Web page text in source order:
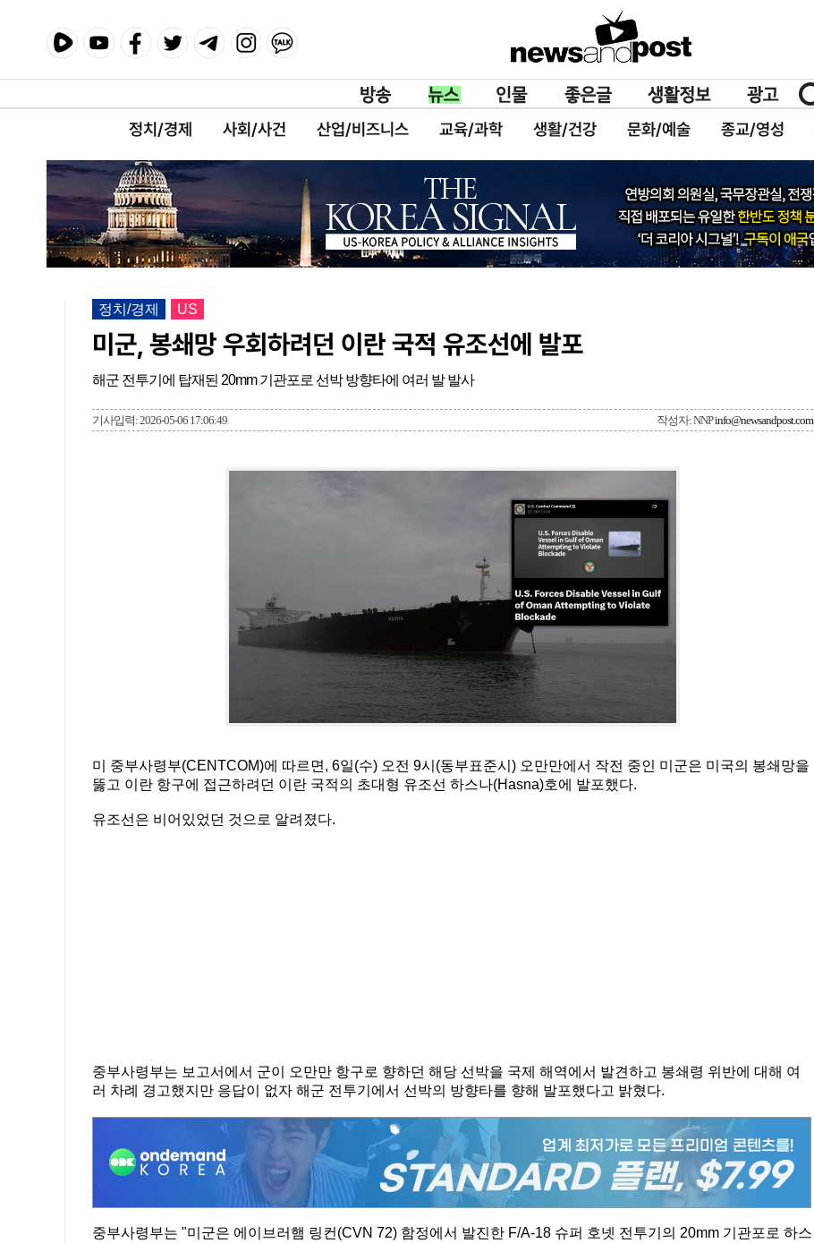
정치/경제 사회/사건 산업/비즈니스 교육/과학 생활/건강 문화/예술 종교/영성
정치/경제 US
미군, 봉쇄망 우회하려던 이란 국적 유조선에 발포
해군 전투기에 탑재된 20mm 기관포로 선박 방향타에 여러 발 발사
기사입력: 2026-05-06 17:06:49 작성자: NNPinfo@newsandpost.com
미 중부사령부(CENTCOM)에 따르면, 6일(수) 오전 9시(동부표준시) 오만만에서 작전 중인 미군은 미국의 봉쇄망을
뚫고 이란 항구에 접근하려던 이란 국적의 초대형 유조선 하스나(Hasna)호에 발포했다.
유조선은 비어있었던 것으로 알려졌다.
중부사령부는 보고서에서 군이 오만만 항구로 향하던 해당 선박을 국제 해역에서 발견하고 봉쇄령 위반에 대해 여
러 차례 경고했지만 응답이 없자 해군 전투기에서 선박의 방향타를 향해 발포했다고 밝혔다.
중부사령부는 "미군은 에이브러햄 링컨(CVN 72) 함정에서 발진한 F/A-18 슈퍼 호넷 전투기의 20mm 기관포로 하스